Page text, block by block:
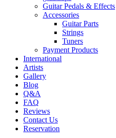
Guitar Pedals & Effects
Accessories
Guitar Parts
Strings
Tuners
Payment Products
International
Artists
Gallery
Blog
Q&A
FAQ
Reviews
Contact Us
Reservation